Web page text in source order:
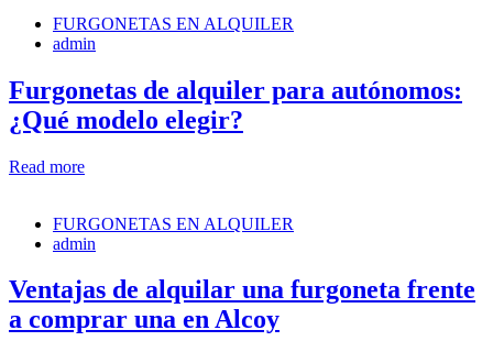
FURGONETAS EN ALQUILER
admin
Furgonetas de alquiler para autónomos:
¿Qué modelo elegir?
Read more
FURGONETAS EN ALQUILER
admin
Ventajas de alquilar una furgoneta frente
a comprar una en Alcoy